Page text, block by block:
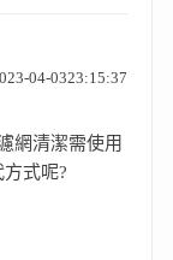
04-0323:15:37
網清潔需使用
式呢?